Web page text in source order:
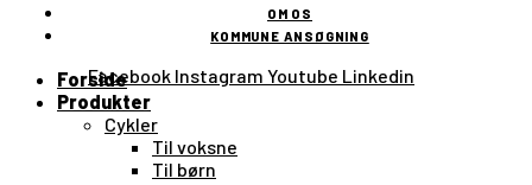
OM OS
KOMMUNE ANSØGNING
Facebook Instagram Youtube Linkedin
Forside
Produkter
Cykler
Til voksne
Til børn